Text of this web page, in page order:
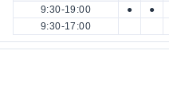
9:30-19:00
● ●
9:30-17:00